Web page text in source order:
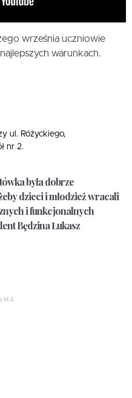
września uczniowie
warunkach.
ul. Różyckiego,
nr 2.
była dobrze
dzieci i młodzież wracali
i funkcjonalnych
Będzina Łukasz